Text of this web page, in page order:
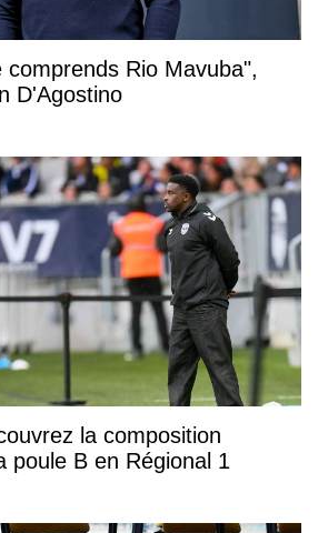
comprends Rio Mavuba",
D'Agostino
la composition
poule B en Régional 1